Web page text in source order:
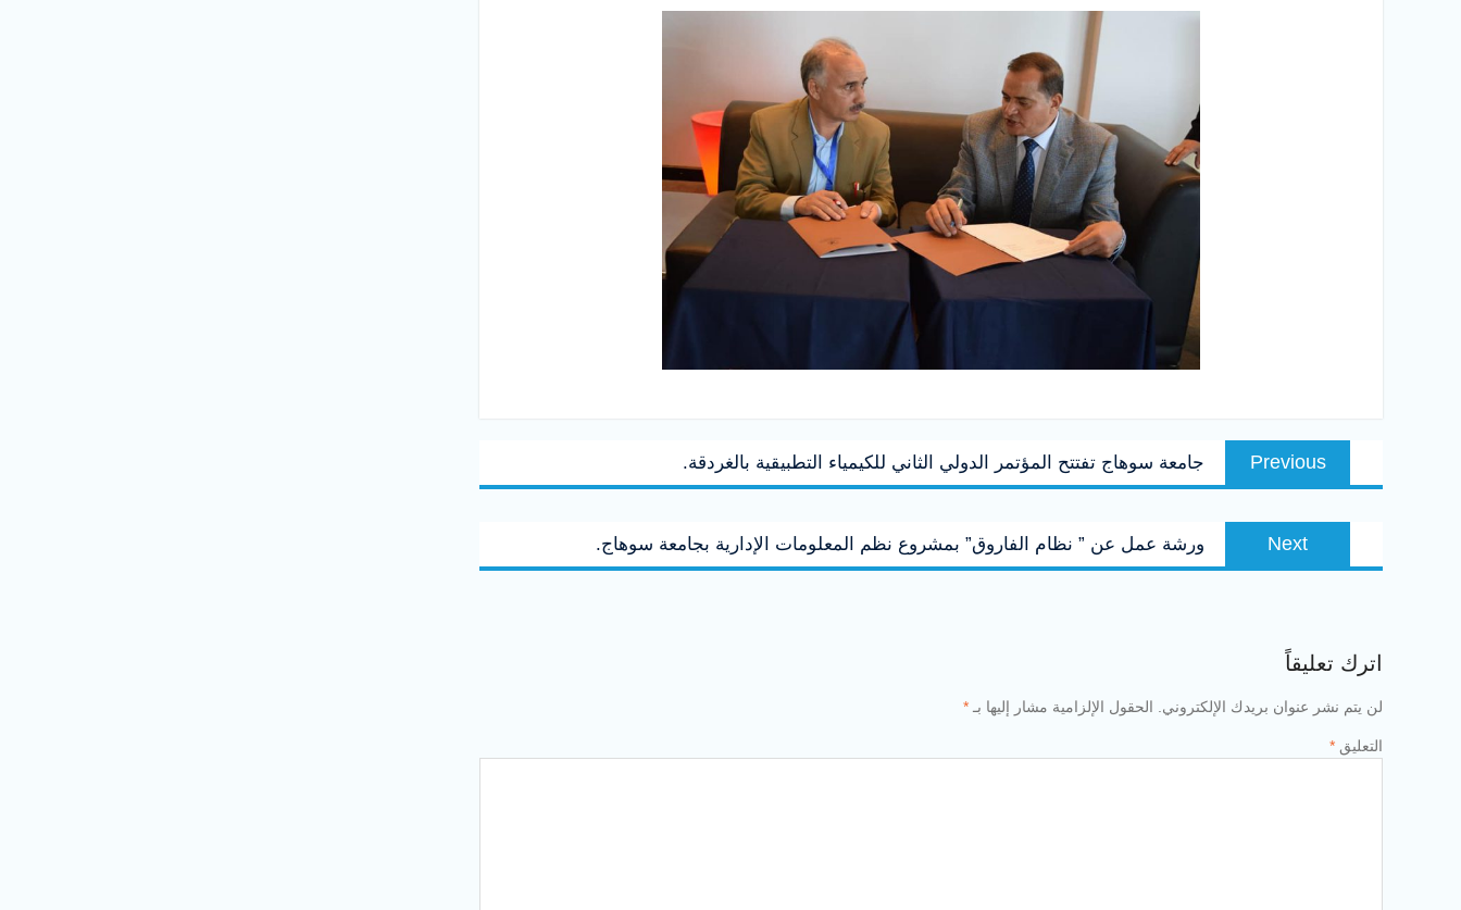
تصفّح
المقالاتPrevious
Previous
post:
جامعة سوهاج تفتتح المؤتمر الدولي الثاني للكيمياء التطبيقية بالغردقة.
Next
post:
ورشة عمل عن ” نظام الفاروق” بمشروع نظم المعلومات الإدارية بجامعة سوهاج.
اترك تعليقاً
لن يتم نشر عنوان بريدك الإلكتروني. الحقول الإلزامية مشار إليها بـ *
التعليق *